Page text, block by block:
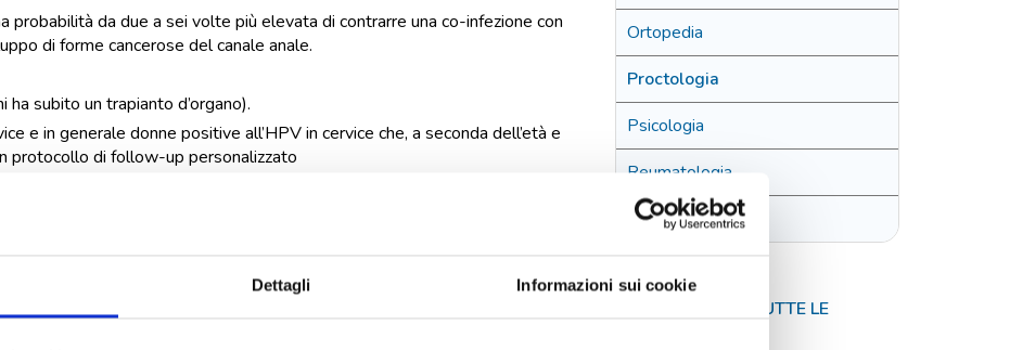
Dettagli Informazioni sui cookie
probabilità da due a sei volte più elevata di contrarre una co-infezione con
di forme cancerose del canale anale.
subito un trapianto d’organo).
e in generale donne positive all’HPV in cervice che, a seconda dell’età e
protocollo di follow-up personalizzato
fasi iniziali; per questa ragione chi appartiene ad una fascia a rischio
dei percorsi e delle tecnologie necessarie alla diagnosi precoce del
AD HOC PER DIAGNOSI PRECOCE, MONITORAGGIO E
CON FIBRA LASER) SOTTO VISIONE DIRETTA
fasi iniziali; per questa ragione
Ortopedia
Proctologia
Psicologia
Reumatologia
Vestibologia
TORNA A TUTTE LE